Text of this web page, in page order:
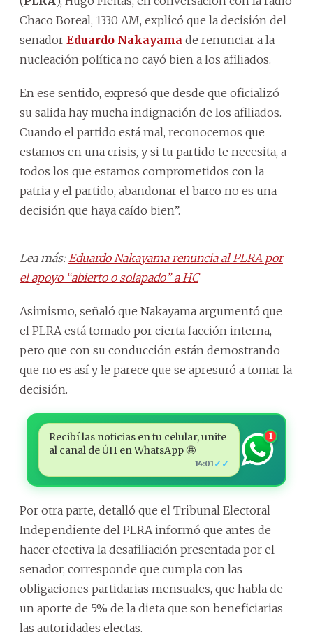
Chaco Boreal, 1330 AM, explicó que la decisión del
senador Eduardo Nakayama de renunciar a la
nucleación política no cayó bien a los afiliados.
En ese sentido, expresó que desde que oficializó
su salida hay mucha indignación de los afiliados.
Cuando el partido está mal, reconocemos que
estamos en una crisis, y si tu partido te necesita, a
todos los que estamos comprometidos con la
patria y el partido, abandonar el barco no es una
decisión que haya caído bien”.
Lea más: Eduardo Nakayama renuncia al PLRA por
el apoyo “abierto o solapado” a HC
Asimismo, señaló que Nakayama argumentó que
el PLRA está tomado por cierta facción interna,
pero que con su conducción están demostrando
que no es así y le parece que se apresuró a tomar la
decisión.
Recibí las noticias en tu celular, unite
al canal de ÚH en WhatsApp 🤩
14:01 ✓✓
1
Por otra parte, detalló que el Tribunal Electoral
Independiente del PLRA informó que antes de
hacer efectiva la desafiliación presentada por el
senador, corresponde que cumpla con las
obligaciones partidarias mensuales, que habla de
un aporte de 5% de la dieta que son beneficiarias
las autoridades electas.